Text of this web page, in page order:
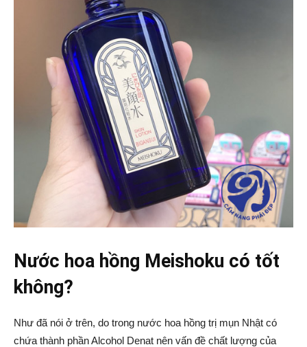
Nước hoa hồng Meishoku có tốt
không?
Như đã nói ở trên, do trong nước hoa hồng trị mụn Nhật có
chứa thành phần Alcohol Denat nên vấn đề chất lượng của